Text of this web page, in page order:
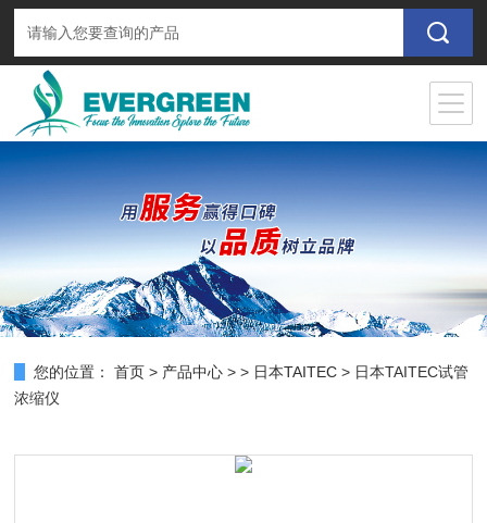
您的位置： 首页 > 产品中心 > > 日本TAITEC > 日本TAITEC试管
浓缩仪